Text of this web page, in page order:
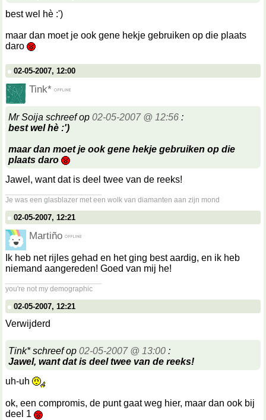
best wel hè :')
maar dan moet je ook gene hekje gebruiken op die plaats
daro
02-05-2007, 12:00
Tink*
Mr Soija schreef op 02-05-2007 @ 12:56 :
best wel hè :')
maar dan moet je ook gene hekje gebruiken op die
plaats daro
Jawel, want dat is deel twee van de reeks!
Je was een glasblazer met een wolk van diamanten aan zijn mond
02-05-2007, 12:21
Martiño
Ik heb net rijles gehad en het ging best aardig, en ik heb
niemand aangereden! Goed van mij he!
you're not my demographic
02-05-2007, 12:21
Verwijderd
Tink* schreef op 02-05-2007 @ 13:00 :
Jawel, want dat is deel twee van de reeks!
uh-uh
ok, een compromis, de punt gaat weg hier, maar dan ook bij
deel 1